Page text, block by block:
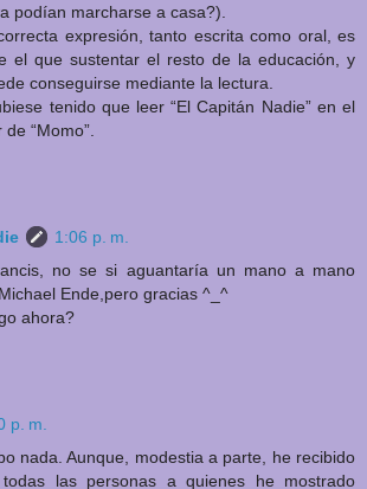
podían marcharse a casa?).
expresión, tanto escrita como oral, es
el que sustentar el resto de la educación, y
conseguirse mediante la lectura.
tenido que leer “El Capitán Nadie” en el
“Momo”.
1:06 p. m.
no se si aguantaría un mano a mano
Ende,pero gracias ^_^
ahora?
p. m.
nada. Aunque, modestia a parte, he recibido
las personas a quienes he mostrado